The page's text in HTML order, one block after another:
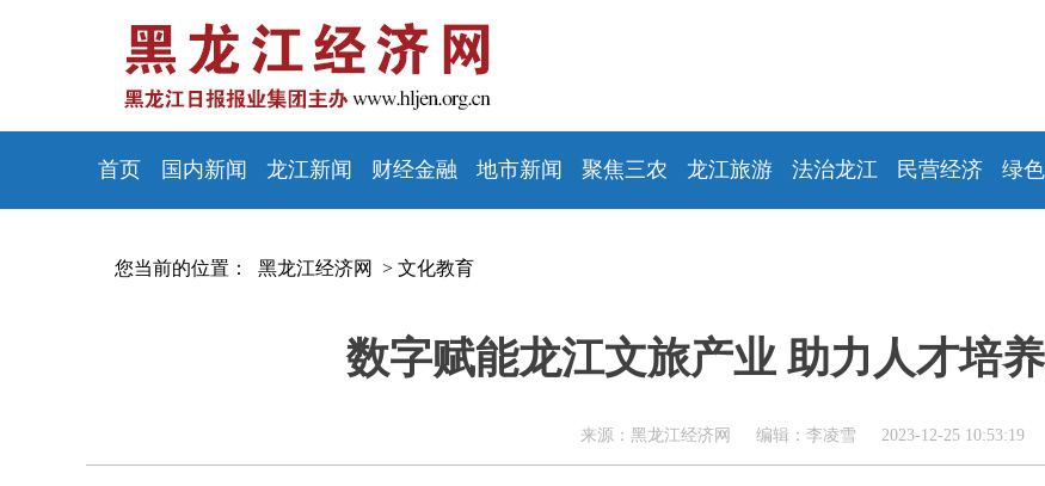
首页 国内新闻 龙江新闻 财经金融 地市新闻 聚焦三农 龙江旅游 法治龙江 民营经济 绿
您当前的位置： 黑龙江经济网 > 文化教育
数字赋能龙江文旅产业 助力人才培
来源：黑龙江经济网 编辑：李凌雪 2023-12-25 10:53:19